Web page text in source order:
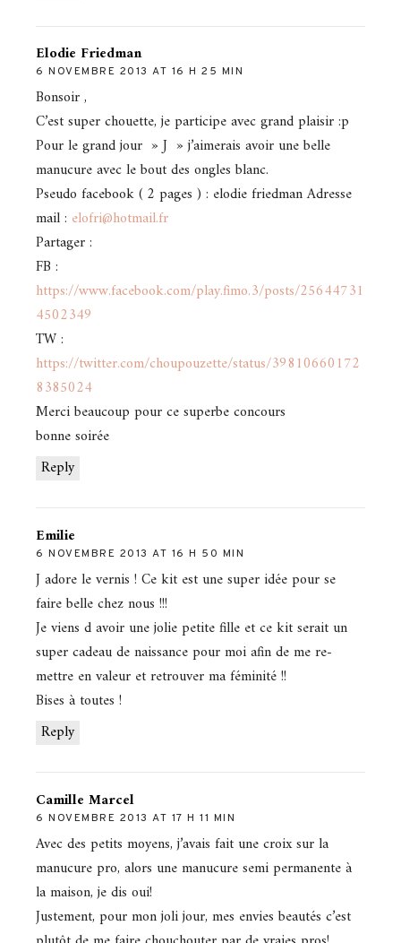
Elodie Friedman
6 NOVEMBRE 2013 AT 16 H 25 MIN
Reply
Bonsoir ,
C’est super chouette, je participe avec grand plaisir :p
Pour le grand jour » J » j’aimerais avoir une belle
manucure avec le bout des ongles blanc.
Pseudo facebook ( 2 pages ) : elodie friedman Adresse
mail : elofri@hotmail.fr
Partager :
FB :
https://www.facebook.com/play.fimo.3/posts/25644731
4502349
TW :
https://twitter.com/choupouzette/status/39810660172
8385024
Merci beaucoup pour ce superbe concours
bonne soirée
Emilie
6 NOVEMBRE 2013 AT 16 H 50 MIN
Reply
J adore le vernis ! Ce kit est une super idée pour se
faire belle chez nous !!!
Je viens d avoir une jolie petite fille et ce kit serait un
super cadeau de naissance pour moi afin de me re-
mettre en valeur et retrouver ma féminité !!
Bises à toutes !
Camille Marcel
6 NOVEMBRE 2013 AT 17 H 11 MIN
Avec des petits moyens, j’avais fait une croix sur la
manucure pro, alors une manucure semi permanente à
la maison, je dis oui!
Justement, pour mon joli jour, mes envies beautés c’est